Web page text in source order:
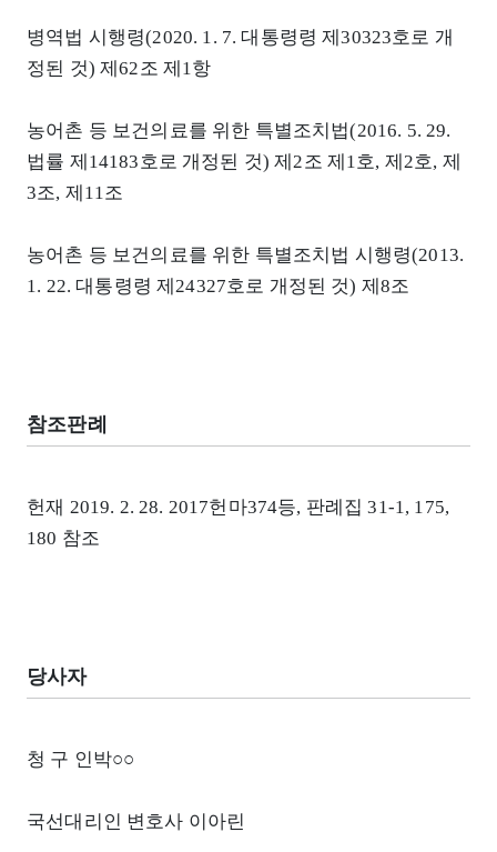
병역법 시행령(2020. 1. 7. 대통령령 제30323호로 개
정된 것) 제62조 제1항
농어촌 등 보건의료를 위한 특별조치법(2016. 5. 29.
법률 제14183호로 개정된 것) 제2조 제1호, 제2호, 제
3조, 제11조
농어촌 등 보건의료를 위한 특별조치법 시행령(2013.
1. 22. 대통령령 제24327호로 개정된 것) 제8조
참조판례
헌재 2019. 2. 28. 2017헌마374등, 판례집 31-1, 175,
180 참조
당사자
청 구 인박○○
국선대리인 변호사 이아린